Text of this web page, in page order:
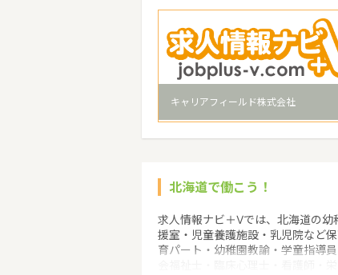
キャリアフィールド株式会社
北海道で働こう！
求人情報ナビ＋Vでは、北海道の
援室・児童養護施設・乳児院など
育パート・幼稚園教諭・学童指導